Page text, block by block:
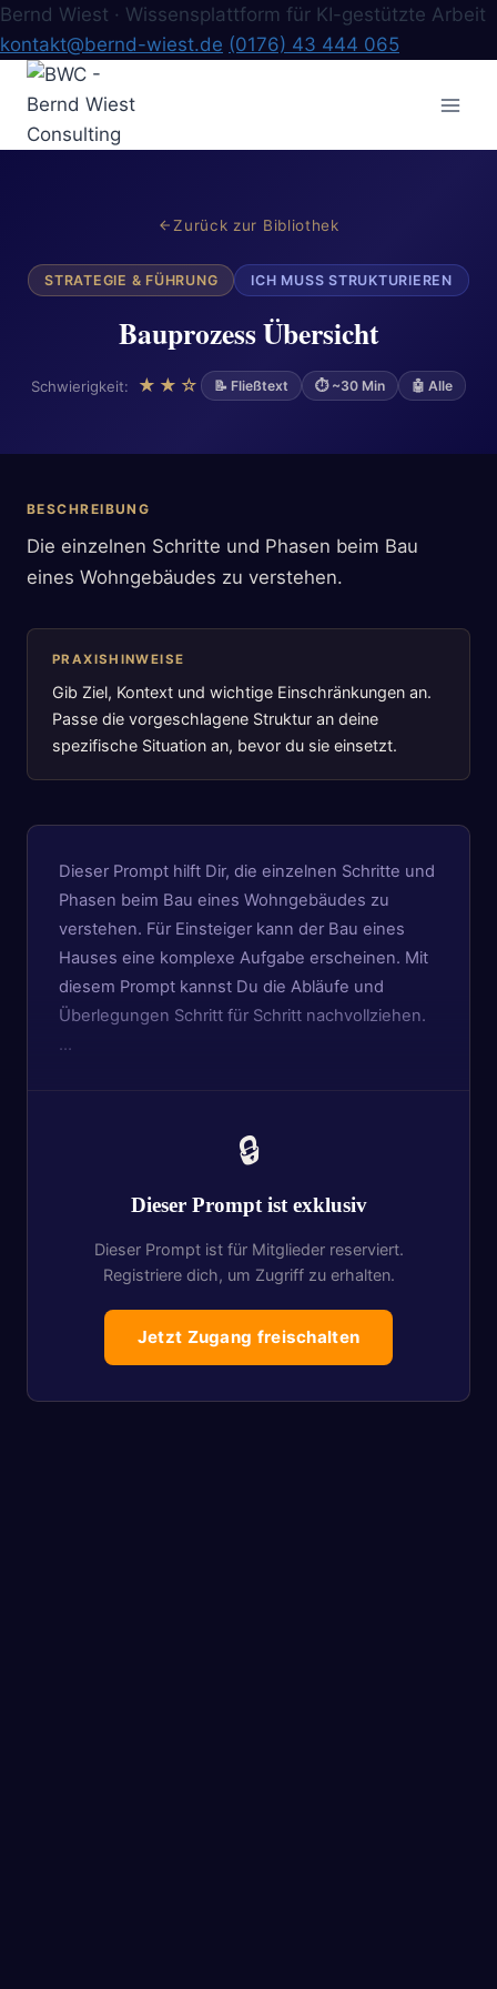
Bernd Wiest · Wissensplattform für KI-gestützte Arbeit
kontakt@bernd-wiest.de (0176) 43 444 065
Zum
Inhalt
springen
Zurück zur Bibliothek
STRATEGIE & FÜHRUNG ICH MUSS STRUKTURIEREN
Bauprozess Übersicht
Schwierigkeit: ★★☆ 📝 Fließtext ⏱ ~30 Min 🤖 Alle
BESCHREIBUNG
Die einzelnen Schritte und Phasen beim Bau
eines Wohngebäudes zu verstehen.
PRAXISHINWEISE
Gib Ziel, Kontext und wichtige Einschränkungen an.
Passe die vorgeschlagene Struktur an deine
spezifische Situation an, bevor du sie einsetzt.
Dieser Prompt hilft Dir, die einzelnen Schritte und
Phasen beim Bau eines Wohngebäudes zu
verstehen. Für Einsteiger kann der Bau eines
Hauses eine komplexe Aufgabe erscheinen. Mit
diesem Prompt kannst Du die Abläufe und
Überlegungen Schritt für Schritt nachvollziehen.
…
🔒
Dieser Prompt ist exklusiv
Dieser Prompt ist für Mitglieder reserviert.
Registriere dich, um Zugriff zu erhalten.
Jetzt Zugang freischalten